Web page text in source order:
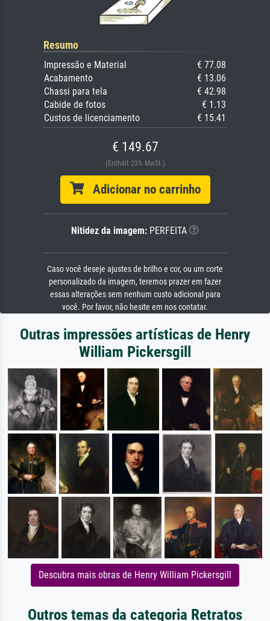
Resumo
Impressão e Material
€ 77.08
Acabamento
€ 13.06
Chassi para tela
€ 42.98
Cabide de fotos
€ 1.13
Custos de licenciamento
€ 15.41
€ 149.67
(Enthält 23% MwSt.)
Adicionar no carrinho
Nitidez da imagem: PERFEITA
Caso você deseje ajustes de brilho e cor, ou um corte
personalizado da imagem, teremos prazer em fazer
essas alterações sem nenhum custo adicional para
você. Por favor, não hesite em nos contatar.
Outras impressões artísticas de Henry
William Pickersgill
Descubra mais obras de Henry William Pickersgill
Outros temas da categoria Retratos